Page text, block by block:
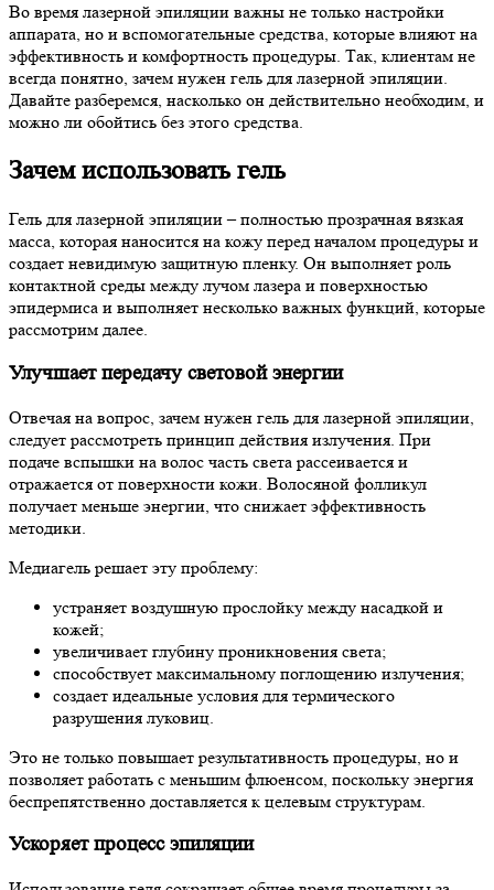
Во время лазерной эпиляции важны не только настройки
аппарата, но и вспомогательные средства, которые влияют на
эффективность и комфортность процедуры. Так, клиентам не
всегда понятно, зачем нужен гель для лазерной эпиляции.
Давайте разберемся, насколько он действительно необходим, и
можно ли обойтись без этого средства.
Зачем использовать гель
Гель для лазерной эпиляции – полностью прозрачная вязкая
масса, которая наносится на кожу перед началом процедуры и
создает невидимую защитную пленку. Он выполняет роль
контактной среды между лучом лазера и поверхностью
эпидермиса и выполняет несколько важных функций, которые
рассмотрим далее.
Улучшает передачу световой энергии
Отвечая на вопрос, зачем нужен гель для лазерной эпиляции,
следует рассмотреть принцип действия излучения. При
подаче вспышки на волос часть света рассеивается и
отражается от поверхности кожи. Волосяной фолликул
получает меньше энергии, что снижает эффективность
методики.
Медиагель решает эту проблему:
устраняет воздушную прослойку между насадкой и
кожей;
увеличивает глубину проникновения света;
способствует максимальному поглощению излучения;
создает идеальные условия для термического
разрушения луковиц.
Это не только повышает результативность процедуры, но и
позволяет работать с меньшим флюенсом, поскольку энергия
беспрепятственно доставляется к целевым структурам.
Ускоряет процесс эпиляции